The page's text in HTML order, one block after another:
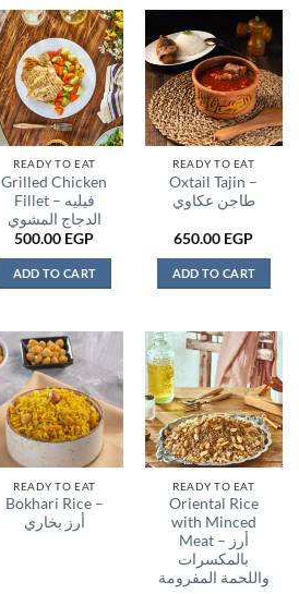
READY TO EAT
Grilled Chicken
Fillet – فيليه
الدجاج المشوي
500.00 EGP
ADD TO CART
READY TO EAT
Oxtail Tajin –
طاجن عكاوي
650.00 EGP
ADD TO CART
READY TO EAT
Bokhari Rice –
أرز بخاري
READY TO EAT
Oriental Rice
with Minced
Meat – أرز
بالمكسرات
واللحمة المفرومة